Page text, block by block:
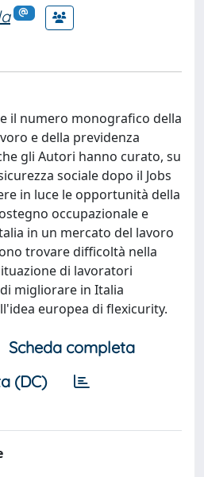
il numero monografico della
e della previdenza
gli Autori hanno curato, su
sociale dopo il Jobs
in luce le opportunità della
occupazionale e
in un mercato del lavoro
trovare difficoltà nella
di lavoratori
migliorare in Italia
europea di flexicurity.
Scheda completa
(DC)